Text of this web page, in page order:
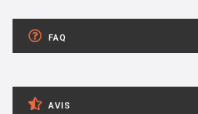
FAQ
AVIS